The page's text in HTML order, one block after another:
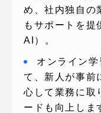
め、社内独自の
もサポートを提
AI）。
オンライン
て、新人が事前
心して業務に取
ードも向上しま